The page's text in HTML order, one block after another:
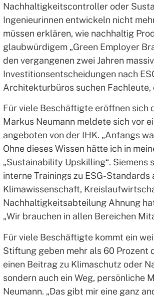
Nachhaltigkeitscontroller oder
Ingenieurinnen entwickeln nicht
müssen erklären, wie nachhaltig
glaubwürdigem „Green Employer
den vergangenen zwei Jahren
Investitionsentscheidungen nach
Architekturbüros suchen Fachleute,
Für viele Beschäftigte eröffnen sich
Markus Neumann meldete sich vor
angeboten von der IHK. „Anfangs
Ohne dieses Wissen hätte ich in
„Sustainability Upskilling“.
interne Trainings zu ESG-
Klimawissenschaft,
Nachhaltigkeitsabteilung Ahnung
„Wir brauchen in allen Bereichen
Für viele Beschäftigte kommt ein
Stiftung geben mehr als 60 Prozent
einen Beitrag zu Klimaschutz oder
sondern auch ein Weg, persönliche
Neumann. „Das gibt mir eine ganz